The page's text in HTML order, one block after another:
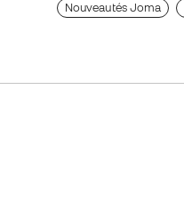
Nouveautés Joma